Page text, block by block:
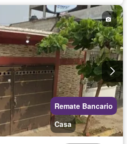
Remate Bancario
Casa